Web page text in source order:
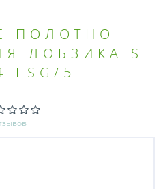
ПОЛОТНО
ЛОБЗИКА S
FSG/5